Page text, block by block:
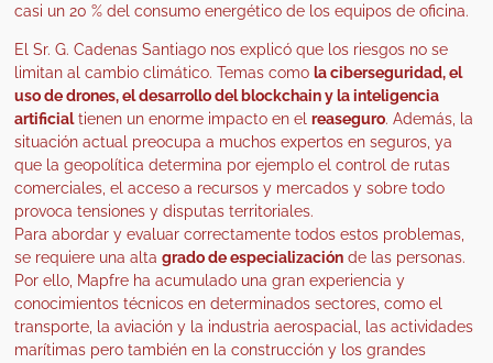
casi un 20 % del consumo energético de los equipos de oficina.
El Sr. G. Cadenas Santiago nos explicó que los riesgos no se
limitan al cambio climático. Temas como la ciberseguridad, el
uso de drones, el desarrollo del blockchain y la inteligencia
artificialtienen un enorme impacto en el reaseguro. Además, la
situación actual preocupa a muchos expertos en seguros, ya
que la geopolítica determina por ejemplo el control de rutas
comerciales, el acceso a recursos y mercados y sobre todo
provoca tensiones y disputas territoriales.
Para abordar y evaluar correctamente todos estos problemas,
se requiere una a lta grado de especializaciónde las personas.
Por ello, Mapfre ha acumulado una gran experiencia y
conocimientos técnicos en determinados sectores, como el
transporte, la aviación y la industria aerospacial, las actividades
marítimas pero también en la construcción y los grandes